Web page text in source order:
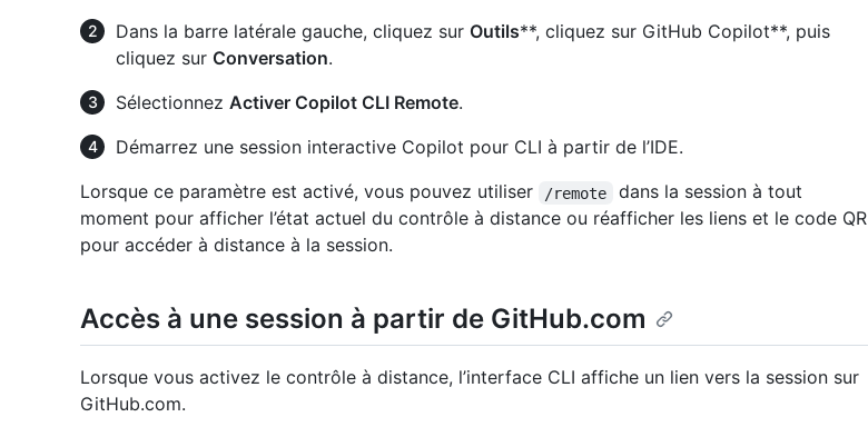
Dans la barre latérale gauche, cliquez sur Outils**, cliquez sur GitHub Copilot**, puis
cliquez sur Conversation.
Sélectionnez Activer Copilot CLI Remote.
Démarrez une session interactive Copilot pour CLI à partir de l’IDE.
Lorsque ce paramètre est activé, vous pouvez utiliser
/remote
dans la session à tout
moment pour afficher l’état actuel du contrôle à distance ou réafficher les liens et le code QR
pour accéder à distance à la session.
Accès à une session à partir de GitHub.com
Lorsque vous activez le contrôle à distance, l’interface CLI affiche un lien vers la session sur
GitHub.com.